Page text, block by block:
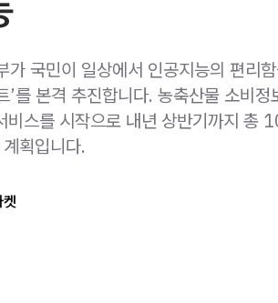
가 국민이 일상에서 인공지능의 편리
를 본격 추진합니다. 농축산물 소비
비스를 시작으로 내년 상반기까지 총
획입니다.